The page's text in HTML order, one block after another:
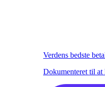
Verdens bedste
Dokumenteret til at